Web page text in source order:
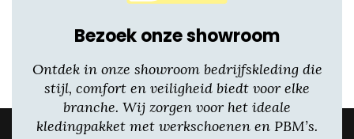
Bezoek onze showroom
Ontdek in onze showroom bedrijfskleding die
stijl, comfort en veiligheid biedt voor elke
branche. Wij zorgen voor het ideale
kledingpakket met werkschoenen en PBM’s.